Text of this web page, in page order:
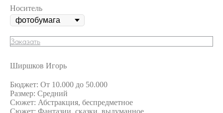
Носитель
Заказать
Ширшков Игорь
Бюджет: От 10.000 до 50.000
Размер: Средний
Сюжет: Абстракция, беспредметное
Сюжет: Фантазии, сказки, выдуманное